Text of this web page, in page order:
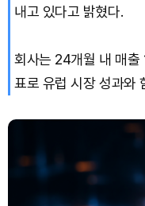
내고 있다고 밝혔다.
회사는 24개월 내 매출
표로 유럽 시장 성과와